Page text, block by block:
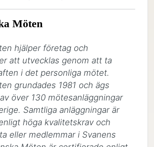
Möten
hjälper företag och
att utvecklas genom att ta
i det personliga mötet.
grundades 1981 och ägs
över 130 mötesanläggningar
Samtliga anläggningar är
höga kvalitetskrav och
eller medlemmar i Svanens